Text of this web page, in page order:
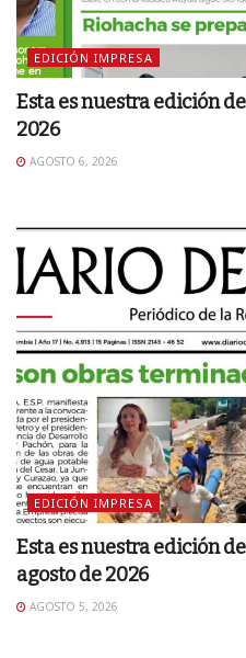
EDICIÓN IMPRESA
Esta es nuestra edición
2026
AGOSTO 6, 2026
EDICIÓN IMPRESA
Esta es nuestra edición
agosto de 2026
AGOSTO 5, 2026